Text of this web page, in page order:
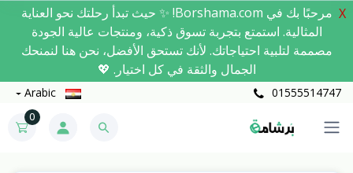
مرحبًا بك في Borshama.com! ✨ حيث تبدأ رحلتك نحو العناية
المثالية. استمتع بتجربة تسوق ذكية، ومنتجات عالية الجودة
مصممة لتلبية احتياجاتك. لأنك تستحق الأفضل، نحن هنا لنمنحك
الجمال والثقة في كل اختيار. 💖
X
01555514747
0